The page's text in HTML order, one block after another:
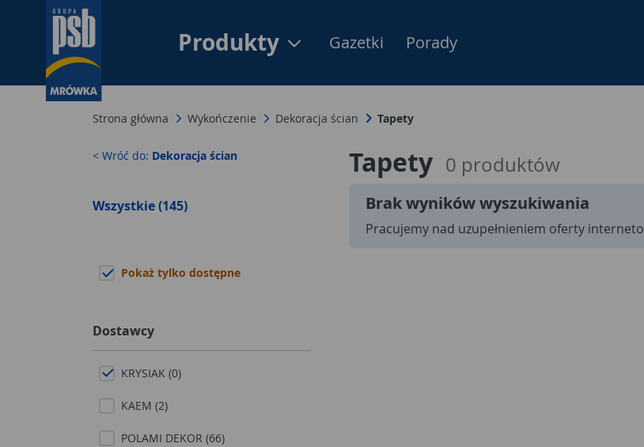
Produkty Menu
Gazetki Porady
Strona główna Wykończenie Dekoracja ścian Tapety
< Wróć do: Dekoracja ścian
Wszystkie (145)
Pokaż tylko dostępne
Dostawcy
KRYSIAK (0)
KAEM (2)
POLAMI DEKOR (66)
Tapety 0 produktów
Brak wyników wyszukiwania
Pracujemy nad uzupełnieniem oferty